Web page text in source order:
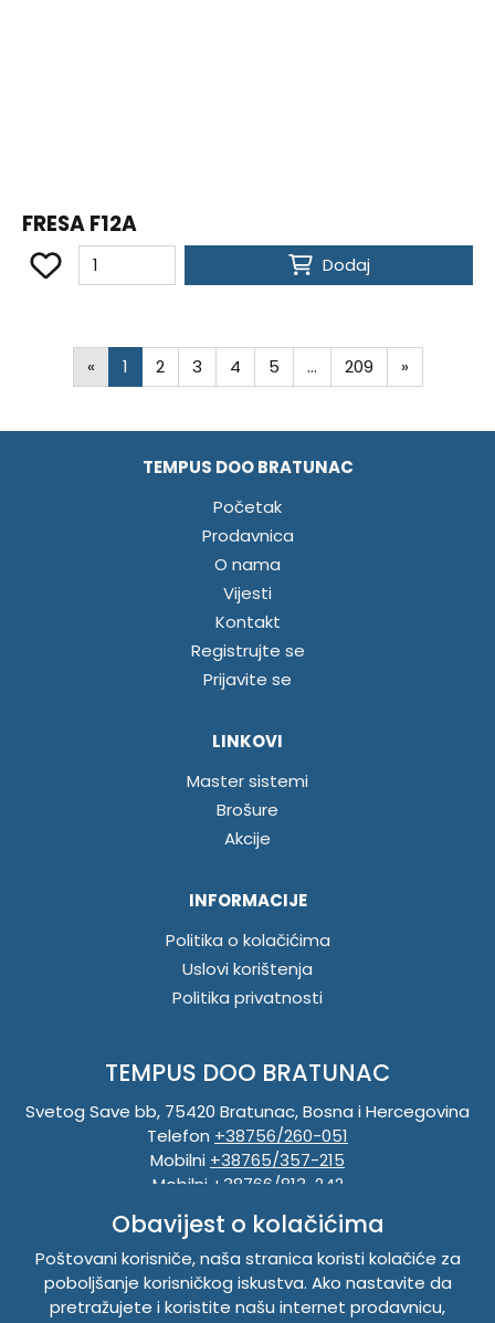
FRESA F12A
Dodaj
« 1 2 3 4 5 … 209 »
TEMPUS DOO BRATUNAC
Početak
Prodavnica
O nama
Vijesti
Kontakt
Registrujte se
Prijavite se
LINKOVI
Master sistemi
Brošure
Akcije
INFORMACIJE
Politika o kolačićima
Uslovi korištenja
Politika privatnosti
TEMPUS DOO BRATUNAC
Svetog Save bb, 75420 Bratunac, Bosna i Hercegovina
Telefon +38756/260-051
Mobilni +38765/357-215
Mobilni +38766/813-242
JIB 4405087080000
Porez 405087080000
Matični broj 59-01-0081-23
Obavijest o kolačićima
Poštovani korisniče, naša stranica koristi kolačiće za
poboljšanje korisničkog iskustva. Ako nastavite da
pretražujete i koristite našu internet prodavnicu,